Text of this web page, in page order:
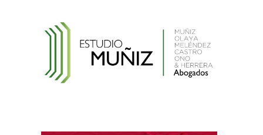
Registro Nacional de Historias Clínicas
Electrónicas